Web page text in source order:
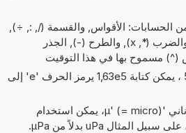
الحسابات: الأقواس, والقسمة (/, :, ÷),
الجمع (+), pi (π), والضرب (*, x), والطرح (-), الجذر
(^) مسموح بها في هذا التوقيت
بدلاً من 1,63 × 10^5 ، يمكن كتابة 1,63e5 يرمز الحرف 'e' إلى
بدلاً من الحرف اليوناني 'µ' (= micro)، يمكن استخدام